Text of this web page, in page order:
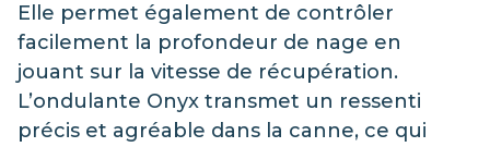
Elle permet également de contrôler
facilement la profondeur de nage en
jouant sur la vitesse de récupération.
L’ondulante Onyx transmet un ressenti
précis et agréable dans la canne, ce qui